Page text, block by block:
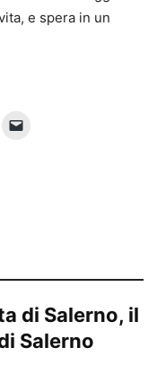
e spera in un
di Salerno, il
Salerno